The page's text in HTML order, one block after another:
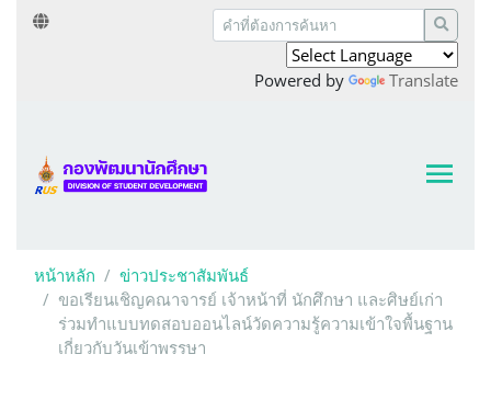
Powered by Translate
หน้าหลัก
ข่าวประชาสัมพันธ์
ขอเรียนเชิญคณาจารย์ เจ้าหน้าที่ นักศึกษา และศิษย์เก่า
ร่วมทำแบบทดสอบออนไลน์วัดความรู้ความเข้าใจพื้นฐาน
เกี่ยวกับวันเข้าพรรษา